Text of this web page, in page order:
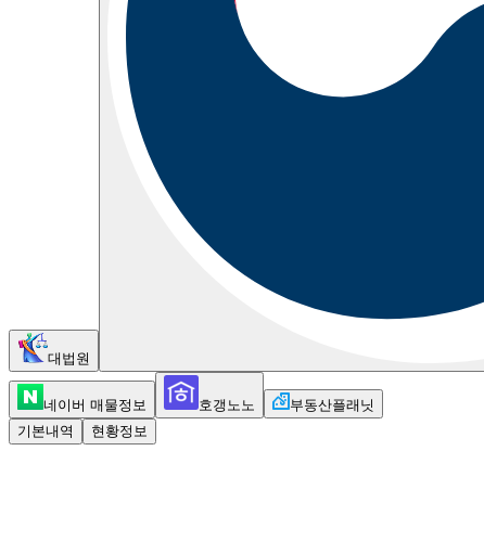
대법원
네이버 매물정보 호갱노노
부동산플래닛
기본내역
현황정보